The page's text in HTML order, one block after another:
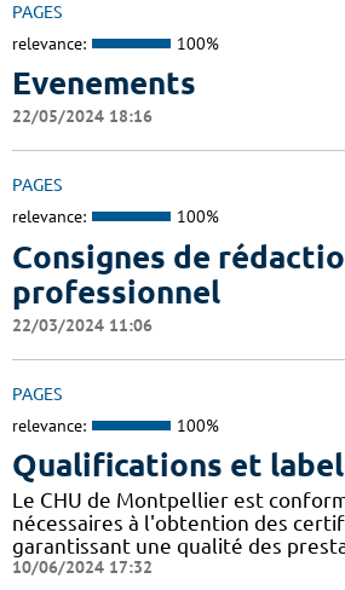
PAGES
relevance: 100%
Evenements
22/05/2024 18:16
PAGES
relevance: 100%
Consignes de
professionnel
22/03/2024 11:06
PAGES
relevance: 100%
Qualifications et
Le CHU de Montpellier est
nécessaires à l'obtention des
garantissant une qualité des
10/06/2024 17:32